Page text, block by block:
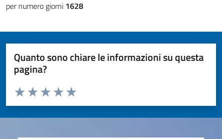
per numero giorni 1628
Quanto sono chiare le informazioni su questa
pagina?
Valuta da 1 a 5 stelle la pagina
Valuta 5 stelle su 5
Valuta 4 stelle su 5
Valuta 3 stelle su 5
Valuta 2 stelle su 5
Valuta 1 stelle su 5